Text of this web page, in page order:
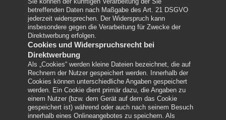
betreffenden Daten nach Maßgabe des Art. 21 DSGVO
jederzeit widersprechen. Der Widerspruch kann
insbesondere gegen die Verarbeitung für Zwecke der
Direktwerbung erfolgen.
Cookies und Widerspruchsrecht bei
Direktwerbung
Als „Cookies“ werden kleine Dateien bezeichnet, die auf
Rechnern der Nutzer gespeichert werden. Innerhalb der
Cookies können unterschiedliche Angaben gespeichert
werden. Ein Cookie dient primär dazu, die Angaben zu
einem Nutzer (bzw. dem Gerät auf dem das Cookie
gespeichert ist) während oder auch nach seinem Besuch
innerhalb eines Onlineangebotes zu speichern. Als